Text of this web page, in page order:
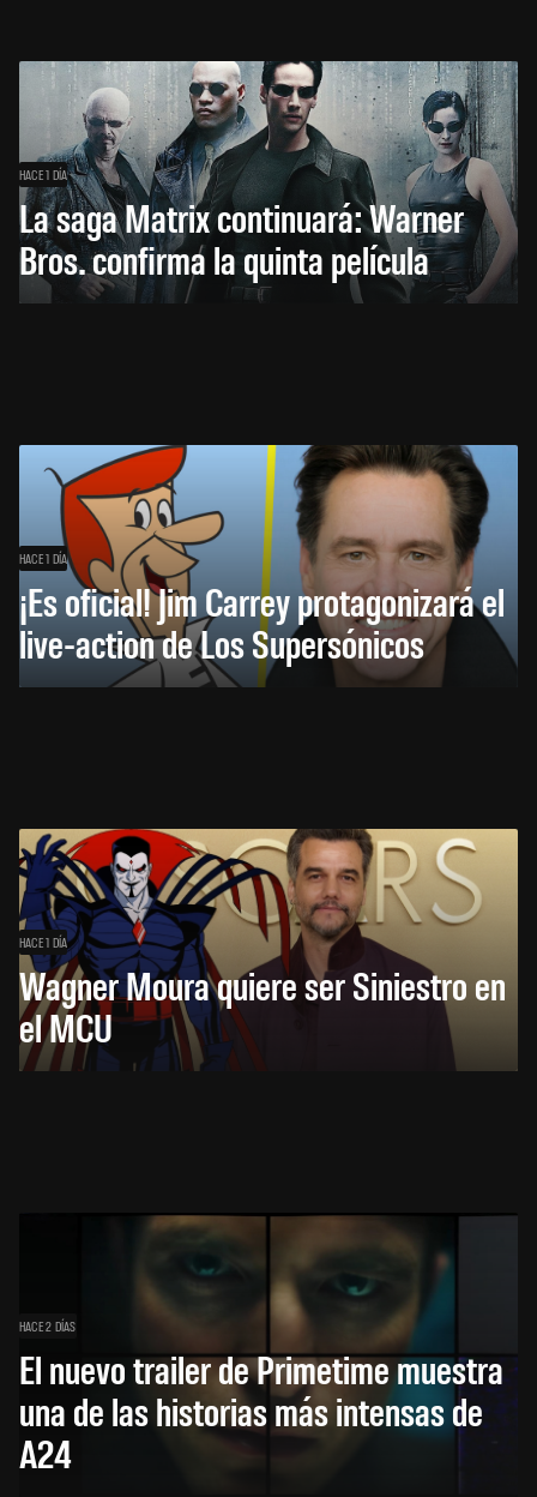
HACE 1 DÍA
La saga Matrix continuará: Warner
Bros. confirma la quinta película
HACE 1 DÍA
¡Es oficial! Jim Carrey protagonizará el
live-action de Los Supersónicos
HACE 1 DÍA
Wagner Moura quiere ser Siniestro en
el MCU
HACE 2 DÍAS
El nuevo trailer de Primetime muestra
una de las historias más intensas de
A24